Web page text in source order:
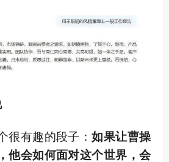
很有趣的段子：如果让曹操
他会如何面对这个世界，会